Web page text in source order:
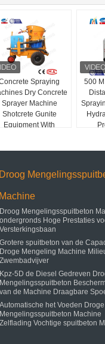
Spraying
Dry Concrete
Sprayer Machine
Shotcrete Gunite
Equipment With
500
Droog Mengelingsspuitbeton
ondergronds Hoge Prestaties
Versterkingsbaan
Grotere spuitbeton van de
Droge Mengeling Machine
Zwembadvijver
Kpz-5D de Diesel Gedreven
Mengelingsspuitbeton
van de Machine Draagbare
Automatische het Voeden Droge
Mengelingsspuitbeton Machine
Zelflading Vochtige spuitbeton